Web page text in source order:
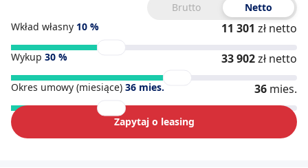
Brutto
Netto
Wkład własny 10 % 11 301 zł netto
Wykup 30 % 33 902zł netto
Okres umowy (miesiące) 36 mies. 36 mies.
Zapytaj o leasing